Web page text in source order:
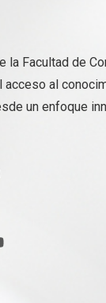
la Facultad de
acceso al
un enfoque